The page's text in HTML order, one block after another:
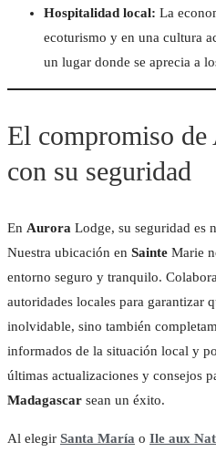
Hospitalidad local: La
ecoturismo y en una cultura
un lugar donde se aprecia a
El compromiso
con su seguridad
En Aurora Lodge, su seguridad es
Nuestra ubicación en Sainte Marie
entorno seguro y tranquilo.
autoridades locales para garantizar
inolvidable, sino también
informados de la situación local y
últimas actualizaciones y consejos
Madagascar sean un éxito.
Al elegir Santa María o Ile aux